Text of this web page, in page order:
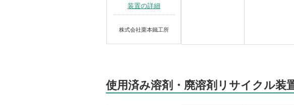
装置の詳細
株式会社栗本鐵工所
使用済み溶剤・廃溶剤リサイクル装